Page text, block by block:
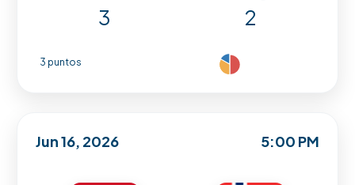
3 2
3 puntos
Jun 16, 2026 5:00 PM